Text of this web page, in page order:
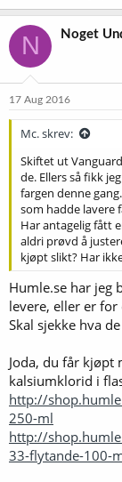
N Noget
17 Aug 2016
Mc. skrev:
Skiftet ut
de. Ellers så fikk
fargen denne
som hadde lavere
Har antagelig fått
aldri prøvd å
kjøpt slikt? Har
Humle.se har jeg
levere, eller er for
Skal sjekke hva
Joda, du får kjøpt
kalsiumklorid i
http://
250-ml
http://
33-flytande-100-